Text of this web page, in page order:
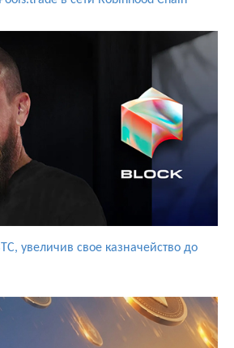
увеличив свое казначейство до